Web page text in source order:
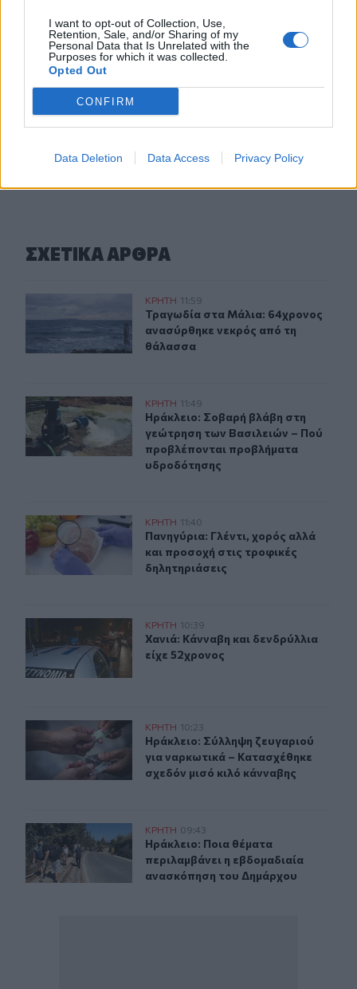
I want to opt-out of Collection, Use,
Retention, Sale, and/or Sharing of my
Personal Data that Is Unrelated with the
Purposes for which it was collected.
Opted Out
CONFIRM
Data Deletion Data Access Privacy Policy
Γαμήλιος τουρισμός: Στην Κρήτη από όλες τις ηπείρους,
για τον γάμο των ονείρων τους!
Κασσάνοι: Όλα έτοιμα για την Γιορτή Κρεμμυδιού
ΣΧΕΤΙΚA AΡΘΡΑ
Τραγωδία στα Μάλια: 64χρονος ανασύρθηκε νεκρός
ΚΡΗΤΗ 11:59
Τραγωδία στα Μάλια: 64χρονος
Τραγωδία στα Μάλια: 64χρονος
ανασύρθηκε νεκρός από τη
θάλασσα
Ηράκλειο: Σοβαρή βλάβη στη γεώτρηση των
ΚΡΗΤΗ 11:49
Ηράκλειο: Σοβαρή βλάβη στη
Ηράκλειο: Σοβαρή βλάβη στη
γεώτρηση των Βασιλειών – Πού
προβλέπονται προβλήματα
υδροδότησης
Πανηγύρια: Γλέντι, χορός αλλά και προσοχή στις
ΚΡΗΤΗ 11:40
Πανηγύρια: Γλέντι, χορός αλλά
Πανηγύρια: Γλέντι, χορός αλλά
και προσοχή στις τροφικές
δηλητηριάσεις
Χανιά: Κάνναβη και δενδρύλλια είχε 52χρονος
ΚΡΗΤΗ 10:39
Χανιά: Κάνναβη και δενδρύλλια
Χανιά: Κάνναβη και δενδρύλλια
είχε 52χρονος
Ηράκλειο: Σύλληψη ζευγαριού για ναρκωτικά –
ΚΡΗΤΗ 10:23
Ηράκλειο: Σύλληψη ζευγαριού για
Ηράκλειο: Σύλληψη ζευγαριού
για ναρκωτικά – Κατασχέθηκε
σχεδόν μισό κιλό κάνναβης
Ηράκλειο: Ποια θέματα περιλαμβάνει η εβδομαδιαία
ΚΡΗΤΗ 09:43
Ηράκλειο: Ποια θέματα
Ηράκλειο: Ποια θέματα
περιλαμβάνει η εβδομαδιαία
ανασκόπηση του Δημάρχου